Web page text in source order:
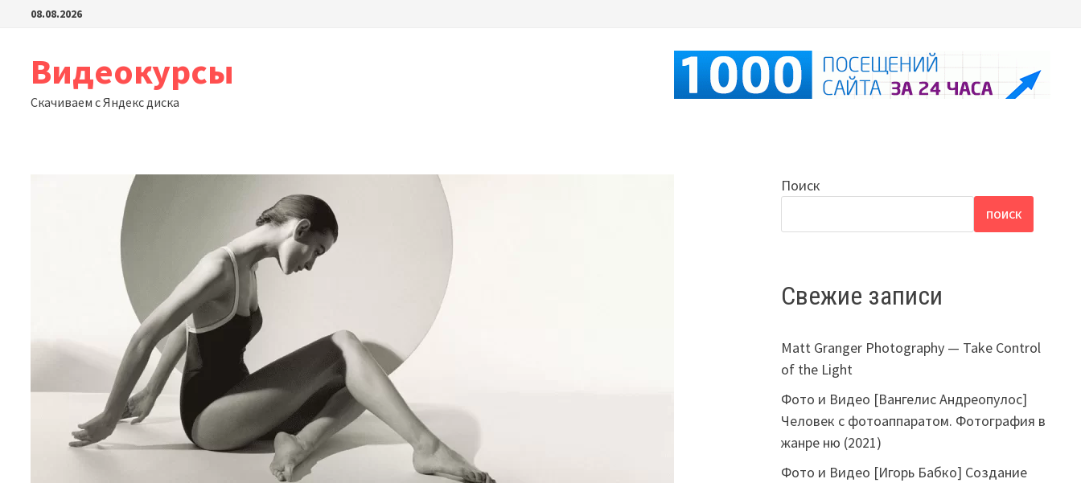
Перейти08.08.2026
Видеокурсы
Скачиваем с Яндекс диска
Поиск
ПОИСК
Свежие записи
Matt Granger Photography — Take Control
of the Light
Фото и Видео [Вангелис Андреопулос]
Человек с фотоаппаратом. Фотография в
жанре ню (2021)
Фото и Видео [Игорь Бабко] Создание